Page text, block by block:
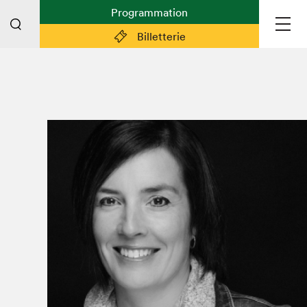
Billetterie
Programmation
Plan du Salon
Planifier sa visite (prix d'entrée,
horaire, info pratiques)
Billetterie: achetez vos billets!
FAQ visiteur·euse·s
Espace professionnel·le·s
Espace enseignant·e·s
Espace médias
Devenir bénévole
Espace exposant·e·s